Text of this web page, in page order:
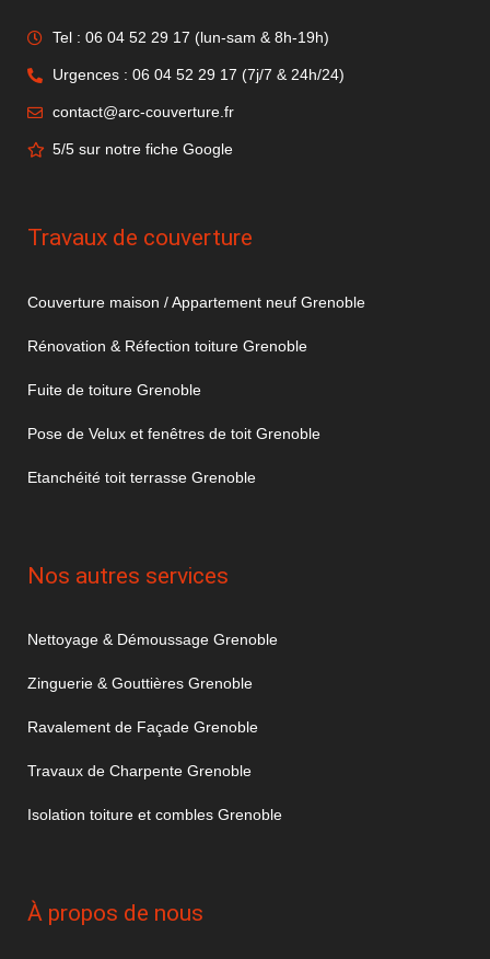
Tel : 06 04 52 29 17 (lun-sam & 8h-19h)
Urgences : 06 04 52 29 17 (7j/7 & 24h/24)
contact@arc-couverture.fr
5/5 sur notre fiche Google
Travaux de couverture
Couverture maison / Appartement neuf Grenoble
Rénovation & Réfection toiture Grenoble
Fuite de toiture Grenoble
Pose de Velux et fenêtres de toit Grenoble
Etanchéité toit terrasse Grenoble
Nos autres services
Nettoyage & Démoussage Grenoble
Zinguerie & Gouttières Grenoble
Ravalement de Façade Grenoble
Travaux de Charpente Grenoble
Isolation toiture et combles Grenoble
À propos de nous